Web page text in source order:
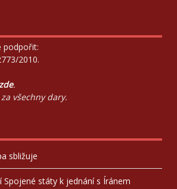
podpořit:
2010.
.
všechny dary.
sbližuje
Spojené státy k jednání s Íránem